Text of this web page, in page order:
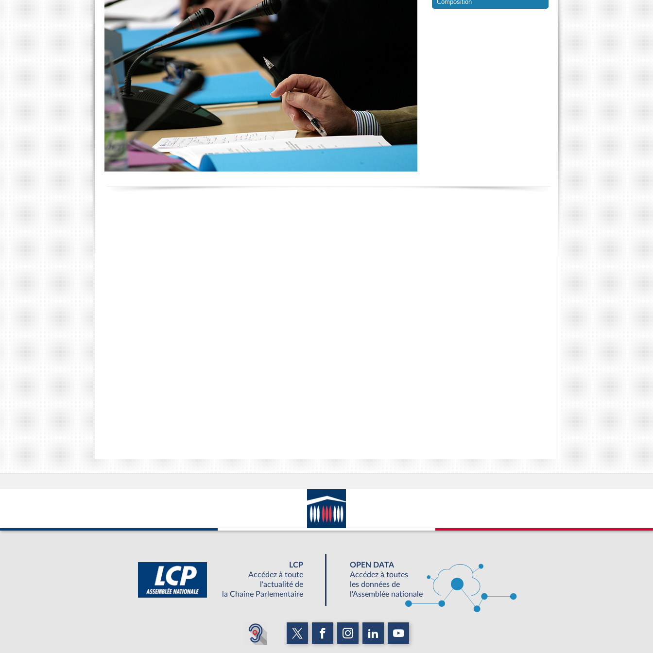
Composition
LCP
Accédez à toute
l'actualité de
la Chaine Parlementaire
OPEN DATA
Accédez à toutes
les données de
l'Assemblée nationale